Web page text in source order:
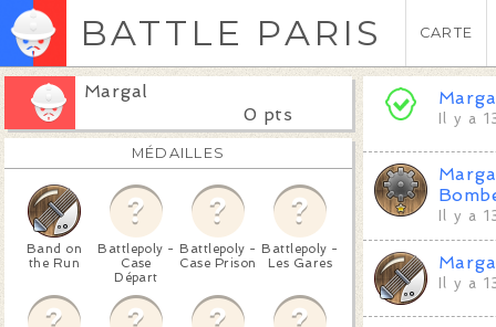
BATTLE PARIS CARTE
Margal
0 pts
MÉDAILLES
Band on
the Run
Battlepoly -
Case
Départ
Battlepoly -
Case Prison
Battlepoly -
Les Gares
Il y a
Il y a
Il y a